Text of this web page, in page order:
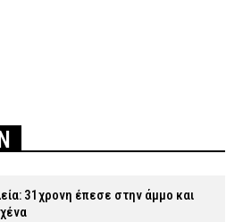
31χρονη έπεσε στην άμμο και